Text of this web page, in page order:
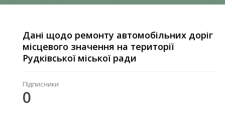
Дані щодо ремонту автомобільних доріг
місцевого значення на території
Рудківської міської ради
Підписники
0